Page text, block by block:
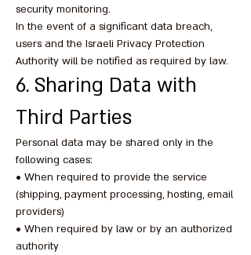
security monitoring.
In the event of a significant data breach,
users and the Israeli Privacy Protection
Authority will be notified as required by law.
6. Sharing Data with
Third Parties
Personal data may be shared only in the
following cases:
• When required to provide the service
(shipping, payment processing, hosting, email
providers)
• When required by law or by an authorized
authority